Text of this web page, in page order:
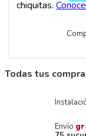
Todas tus
Envío